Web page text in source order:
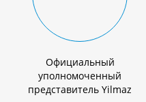
Официальный
уполномоченный
представитель Yilmaz